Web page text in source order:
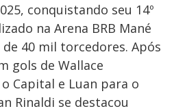
conquistando seu 14º
na Arena BRB Mané
40 mil torcedores. Após
gols de Wallace
Capital e Luan para o
Rinaldi se destacou